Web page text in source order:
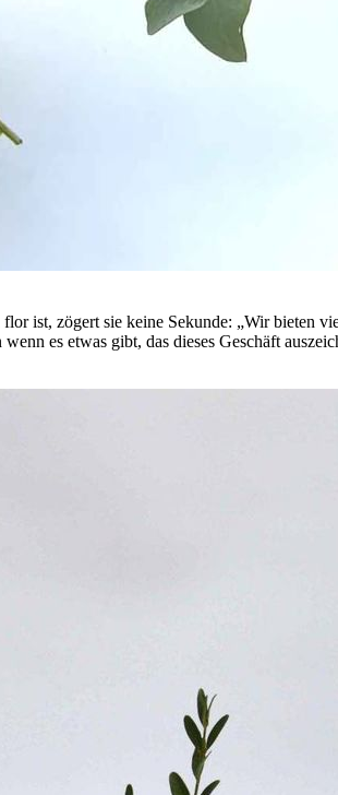
ist, zögert sie keine Sekunde: „Wir bieten
es etwas gibt, das dieses Geschäft